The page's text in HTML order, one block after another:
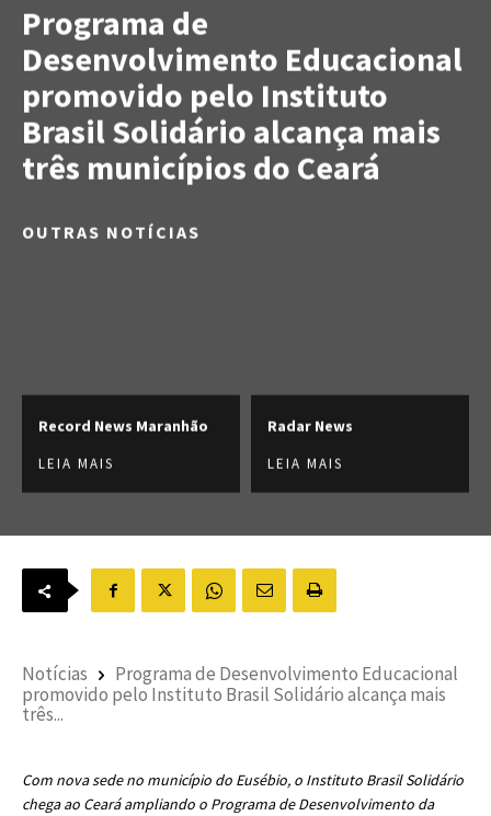
Programa de
Desenvolvimento Educacional
promovido pelo Instituto
Brasil Solidário alcança mais
três municípios do Ceará
OUTRAS NOTÍCIAS
Record News Maranhão
LEIA MAIS
Radar News
LEIA MAIS
Notícias
Programa de Desenvolvimento Educacional
promovido pelo Instituto Brasil Solidário alcança mais
três...
Com nova sede no município do Eusébio, o Instituto Brasil Solidário
chega ao Ceará ampliando o Programa de Desenvolvimento da